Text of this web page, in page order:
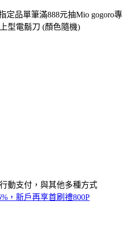
定品單筆滿888元抽Mio gogoro專
型電鬍刀 (顏色隨機)
動支付，與其他多種方式
，新戶再享首刷禮800P